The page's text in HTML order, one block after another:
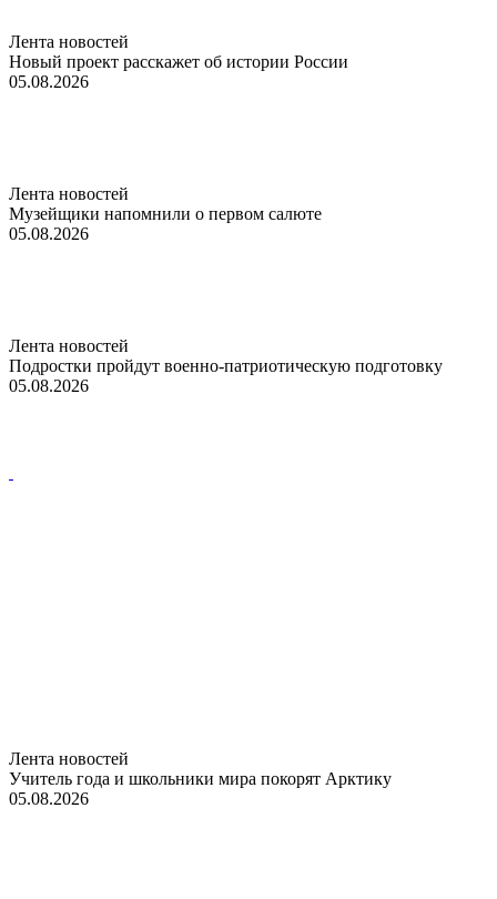
Лента новостей
Новый проект расскажет об истории России
05.08.2026
Лента новостей
Музейщики напомнили о первом салюте
05.08.2026
Лента новостей
Подростки пройдут военно-патриотическую подготовку
05.08.2026
Лента новостей
Учитель года и школьники мира покорят Арктику
05.08.2026